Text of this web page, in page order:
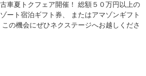
車夏トクフェア開催！ 総額５０万円以上の
ート宿泊ギフト券、 またはアマゾンギフト
の機会にぜひネクステージへお越しくださ